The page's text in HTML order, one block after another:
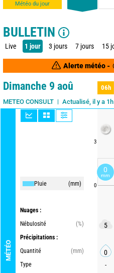
Météo du jour
BULLETIN
Live 1 jour 3 jours 7 jours 15
Alerte météo -
Dimanche 9 aoû
METEO CONSULT Actualisé, il y a 1h
MÉTÉO
Pluie (mm)
Nuages :
Nébulosité
(%)
Précipitations :
Quantité
(mm)
Type
3
0
06h
06h
5
0
-
0
mm